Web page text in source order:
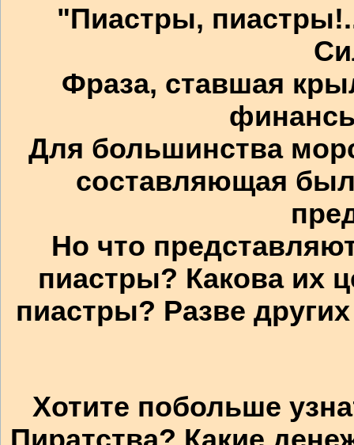
"Пиастры,
Фраза, ставшая
Для большинства
составляющая
Но что
пиастры? Какова их
пиастры? Разве
Хотите побольше